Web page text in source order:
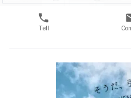
Tell